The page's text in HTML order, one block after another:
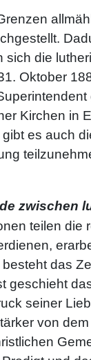
die
Oktober
Kirchen
es auch
zwischen
teilen
das
geschieht
seiner
von